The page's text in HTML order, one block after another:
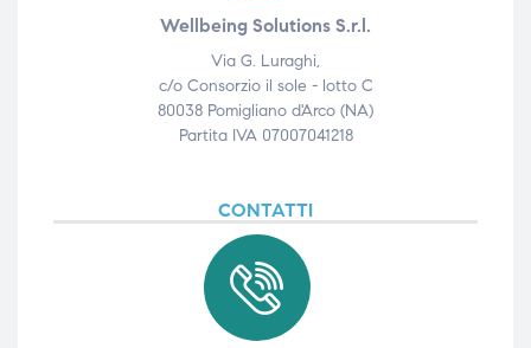
Wellbeing Solutions S.r.l.
Via G. Luraghi,
c/o Consorzio il sole - lotto C
80038 Pomigliano d'Arco (NA)
Partita IVA 07007041218
CONTATTI